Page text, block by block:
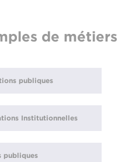
de métiers
publiques
Institutionnelles
publiques